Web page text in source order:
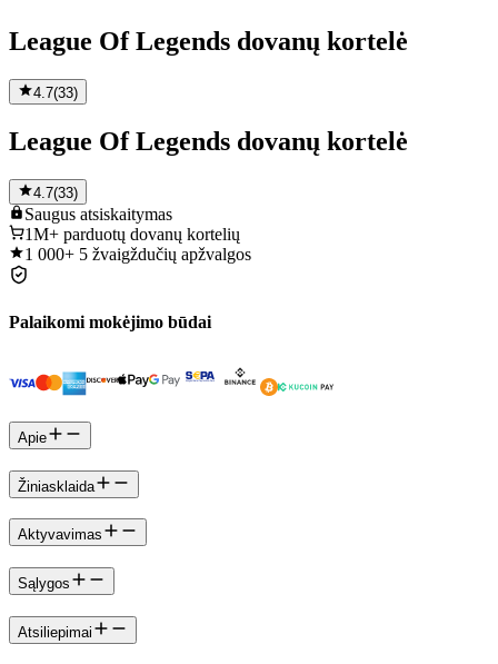
League Of Legends dovanų kortelė
4.7(33)
League Of Legends dovanų kortelė
4.7(33)
Saugus atsiskaitymas
1M+ parduotų dovanų kortelių
1 000+ 5 žvaigždučių apžvalgos
Palaikomi mokėjimo būdai
Apie
Žiniasklaida
Aktyvavimas
Sąlygos
Atsiliepimai